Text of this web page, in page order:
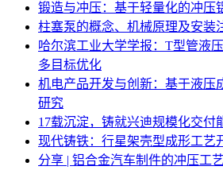
锻造与冲压：基于轻量化的冲压
柱塞泵的概念、机械原理及安装
哈尔滨工业大学学报：T型管液
多目标优化
机电产品开发与创新：基于液压
研究
17载沉淀，铸就兴迪规模化交付
现代铸铁：行星架壳型成形工艺
分享 | 铝合金汽车制件的冲压工